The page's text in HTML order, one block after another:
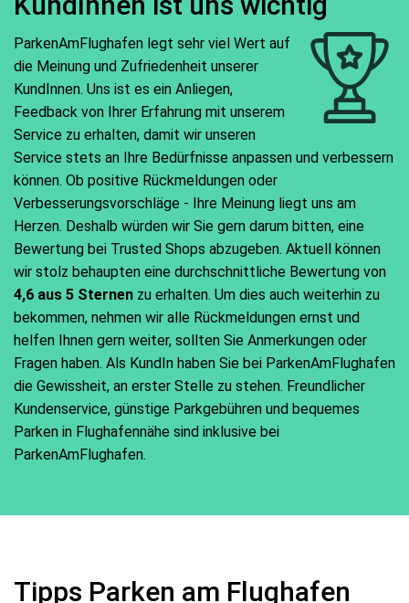
ParkenAmFlughafen legt sehr viel Wert auf
die Meinung und Zufriedenheit unserer
KundInnen. Uns ist es ein Anliegen,
Feedback von Ihrer Erfahrung mit unserem
Service zu erhalten, damit wir unseren
Service stets an Ihre Bedürfnisse anpassen und verbessern
können. Ob positive Rückmeldungen oder
Verbesserungsvorschläge - Ihre Meinung liegt uns am
Herzen. Deshalb würden wir Sie gern darum bitten, eine
Bewertung bei Trusted Shops abzugeben. Aktuell können
wir stolz behaupten eine durchschnittliche Bewertung von
4,6 aus 5 Sternen zu erhalten. Um dies auch weiterhin zu
bekommen, nehmen wir alle Rückmeldungen ernst und
helfen Ihnen gern weiter, sollten Sie Anmerkungen oder
Fragen haben. Als KundIn haben Sie bei ParkenAmFlughafen
die Gewissheit, an erster Stelle zu stehen. Freundlicher
Kundenservice, günstige Parkgebühren und bequemes
Parken in Flughafennähe sind inklusive bei
ParkenAmFlughafen.
Tipps Parken am Flughafen